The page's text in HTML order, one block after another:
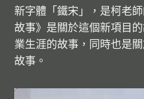
新字體「鐵宋」，是柯老
故事》是關於這個新項目
業生涯的故事，同時也是
故事。